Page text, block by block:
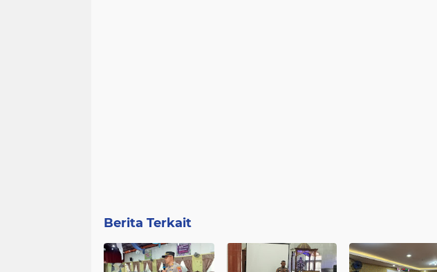
Berita Terkait